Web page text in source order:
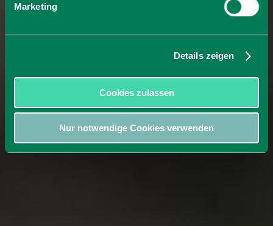
Marketing
Details zeigen
Cookies zulassen
Nur notwendige Cookies verwenden